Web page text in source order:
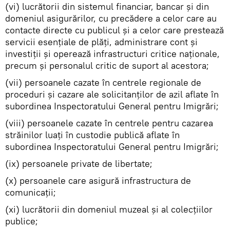
(vi) lucrătorii din sistemul financiar, bancar şi din
domeniul asigurărilor, cu precădere a celor care au
contacte directe cu publicul şi a celor care prestează
servicii esenţiale de plăţi, administrare cont şi
investiţii şi operează infrastructuri critice naţionale,
precum şi personalul critic de suport al acestora;
(vii) persoanele cazate în centrele regionale de
proceduri şi cazare ale solicitanţilor de azil aflate în
subordinea Inspectoratului General pentru Imigrări;
(viii) persoanele cazate în centrele pentru cazarea
străinilor luaţi în custodie publică aflate în
subordinea Inspectoratului General pentru Imigrări;
(ix) persoanele private de libertate;
(x) persoanele care asigură infrastructura de
comunicaţii;
(xi) lucrătorii din domeniul muzeal şi al colecţiilor
publice;